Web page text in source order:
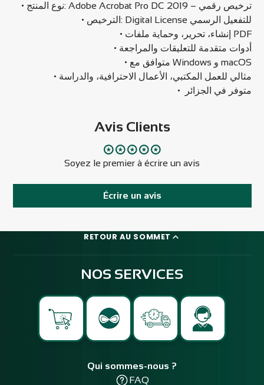
• نوع المنتج: Adobe Acrobat Pro DC 2019 – ترخيص رقمي
• الترخيص: Digital License للتفعيل الرسمي
• إنشاء، تحرير، وحماية ملفات PDF
• أدوات متقدمة للتعليقات والمراجعة
• متوافق مع Windows و macOS
• مثالي للعمل المكتبي، الأعمال الاحترافية، والدراسة
• متوفر في الجزائر
Avis Clients
Soyez le premier à écrire un avis
Écrire un avis
RETOUR AU SOMMET
NOS SERVICES
Qui sommes-nous ?
FAQ